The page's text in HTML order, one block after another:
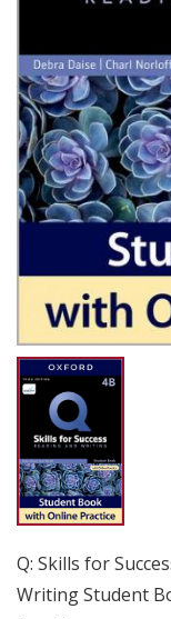
Q: Skills for
Writing Student